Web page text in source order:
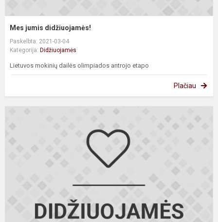
Mes jumis didžiuojamės!
Paskelbta: 2021-03-04
Kategorija: Didžiuojamės
Lietuvos mokinių dailės olimpiados antrojo etapo
Plačiau